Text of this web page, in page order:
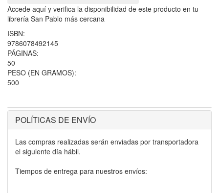
Accede aquí y verifica la disponibilidad de este producto en tu
librería San Pablo más cercana
ISBN:
9786078492145
PÁGINAS:
50
PESO (EN GRAMOS):
500
POLÍTICAS DE ENVÍO
Las compras realizadas serán enviadas por transportadora
el siguiente día hábil.
Tiempos de entrega para nuestros envíos: